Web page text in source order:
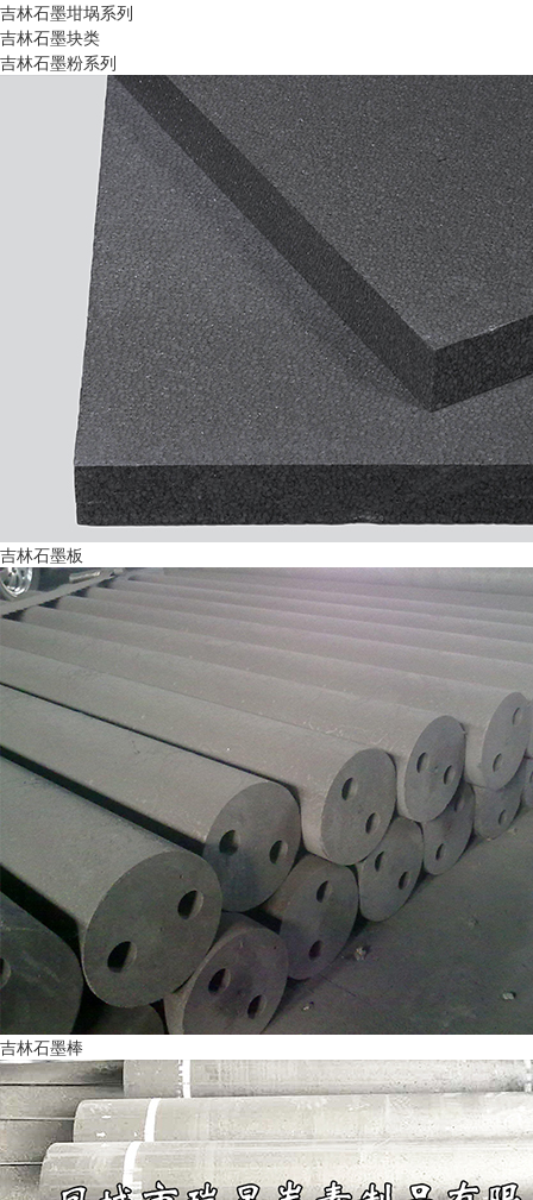
吉林石墨坩埚系列
吉林石墨块类
吉林石墨粉系列
吉林石墨板
吉林石墨棒